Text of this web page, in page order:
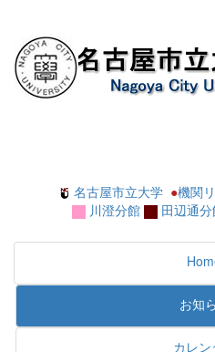
名古屋市立大学 ●機関
川澄分館
田辺通
お知
カレン